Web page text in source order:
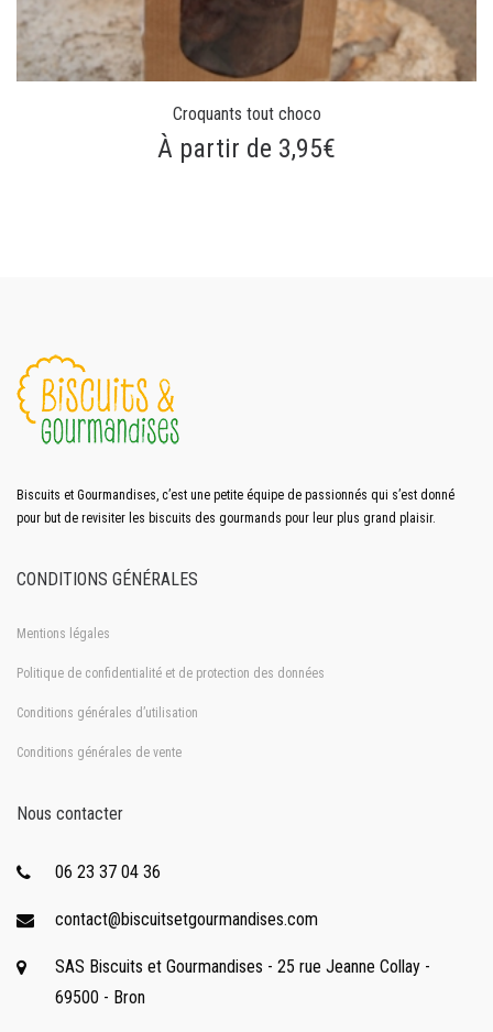
Croquants tout choco
À partir de 3,95€
Biscuits et Gourmandises, c’est une petite équipe de passionnés qui s’est donné
pour but de revisiter les biscuits des gourmands pour leur plus grand plaisir.
CONDITIONS GÉNÉRALES
Mentions légales
Politique de confidentialité et de protection des données
Conditions générales d’utilisation
Conditions générales de vente
Nous contacter
06 23 37 04 36
contact@biscuitsetgourmandises.com
SAS Biscuits et Gourmandises - 25 rue Jeanne Collay -
69500 - Bron